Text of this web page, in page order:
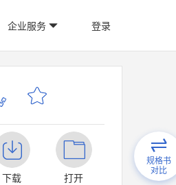
企业服务 登录
下载 打开
规格书
对比